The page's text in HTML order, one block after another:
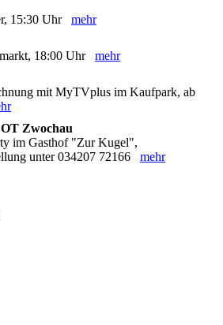
15:30 Uhr mehr
18:00 Uhr mehr
mit MyTVplus im Kaufpark, ab
Zwochau
im Gasthof "Zur Kugel",
unter 034207 72166 mehr